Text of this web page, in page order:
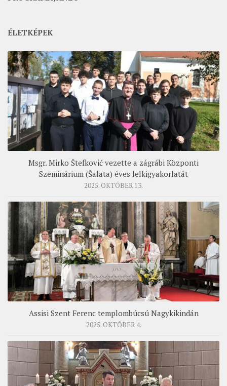
ÉLETKÉPEK
Msgr. Mirko Štefković vezette a zágrábi Központi
Szeminárium (Šalata) éves lelkigyakorlatát
2025. OKTÓBER 13.
Assisi Szent Ferenc templombúcsú Nagykikindán
2025. OKTÓBER 4.